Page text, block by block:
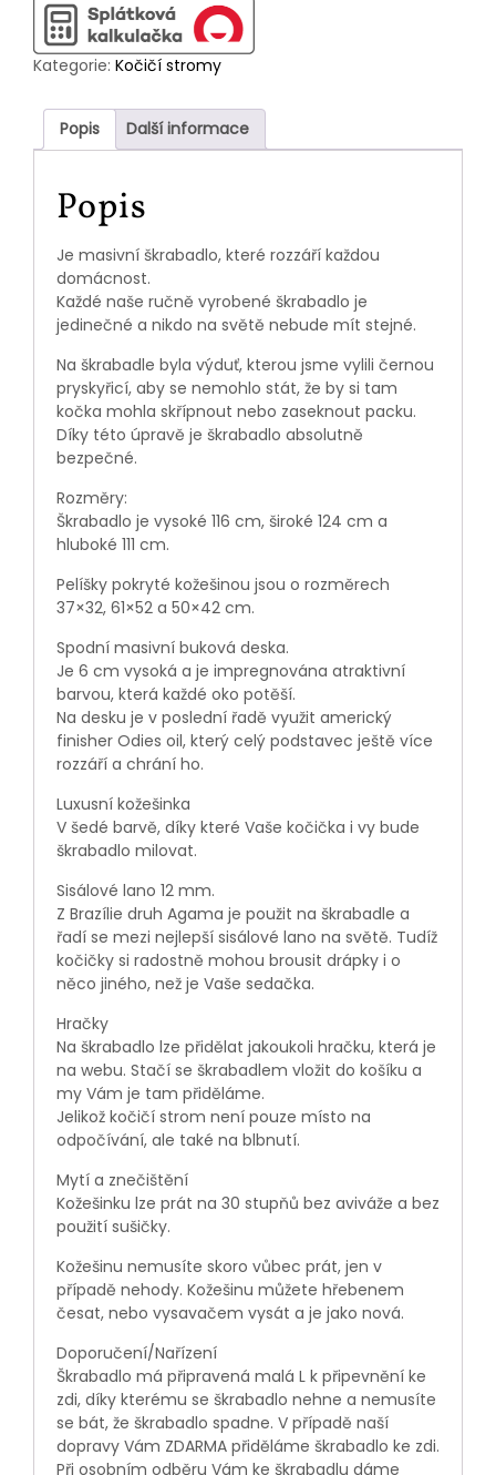
Kategorie: Kočičí stromy
Popis Další informace
Popis
Je masivní škrabadlo, které rozzáří každou
domácnost.
Každé naše ručně vyrobené škrabadlo je
jedinečné a nikdo na světě nebude mít stejné.
Na škrabadle byla výduť, kterou jsme vylili černou
pryskyřicí, aby se nemohlo stát, že by si tam
kočka mohla skřípnout nebo zaseknout packu.
Díky této úpravě je škrabadlo absolutně
bezpečné.
Rozměry:
Škrabadlo je vysoké 116 cm, široké 124 cm a
hluboké 111 cm.
Pelíšky pokryté kožešinou jsou o rozměrech
37×32, 61×52 a 50×42 cm.
Spodní masivní buková deska.
Je 6 cm vysoká a je impregnována atraktivní
barvou, která každé oko potěší.
Na desku je v poslední řadě využit americký
finisher Odies oil, který celý podstavec ještě více
rozzáří a chrání ho.
Luxusní kožešinka
V šedé barvě, díky které Vaše kočička i vy bude
škrabadlo milovat.
Sisálové lano 12 mm.
Z Brazílie druh Agama je použit na škrabadle a
řadí se mezi nejlepší sisálové lano na světě. Tudíž
kočičky si radostně mohou brousit drápky i o
něco jiného, než je Vaše sedačka.
Hračky
Na škrabadlo lze přidělat jakoukoli hračku, která je
na webu. Stačí se škrabadlem vložit do košíku a
my Vám je tam přiděláme.
Jelikož kočičí strom není pouze místo na
odpočívání, ale také na blbnutí.
Mytí a znečištění
Kožešinku lze prát na 30 stupňů bez aviváže a bez
použití sušičky.
Kožešinu nemusíte skoro vůbec prát, jen v
případě nehody. Kožešinu můžete hřebenem
česat, nebo vysavačem vysát a je jako nová.
Doporučení/Nařízení
Škrabadlo má připravená malá L k připevnění ke
zdi, díky kterému se škrabadlo nehne a nemusíte
se bát, že škrabadlo spadne. V případě naší
dopravy Vám ZDARMA přiděláme škrabadlo ke zdi.
Při osobním odběru Vám ke škrabadlu dáme